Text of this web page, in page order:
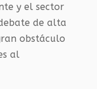
y el sector
de alta
obstáculo
al